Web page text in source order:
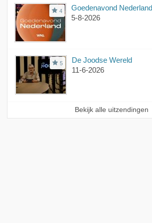
4
Goedenavond Nederland
5-8-2026
5
De Joodse Wereld
11-6-2026
Bekijk alle uitzendingen